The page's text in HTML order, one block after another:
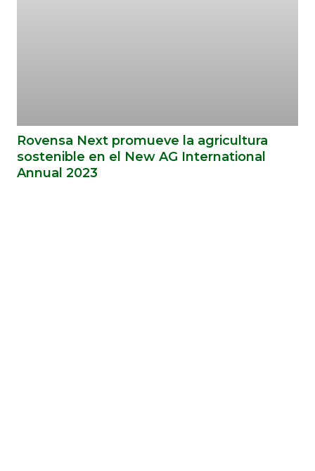
Rovensa Next promueve la agricultura
sostenible en el New AG International
Annual 2023